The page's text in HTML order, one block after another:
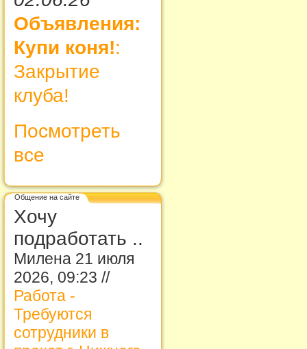
Объявления:
Купи коня!:
Закрытие
клуба!
Посмотреть
все
Общение на сайте
Хочу
подработать ..
Милена 21 июля
2026, 09:23 //
Работа -
Требуются
сотрудники в